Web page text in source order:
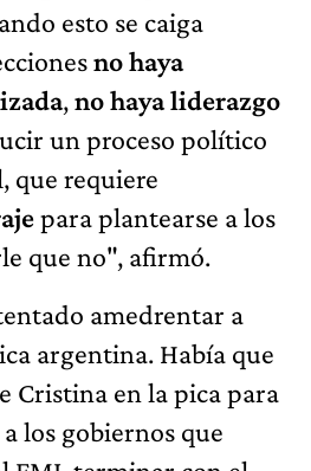
esto se caiga
no haya
,no haya liderazgo
un proceso político
que requiere
para plantearse a los
que no", afirmó.
amedrentar a
argentina. Había que
Cristina en la picapara
los gobiernos que